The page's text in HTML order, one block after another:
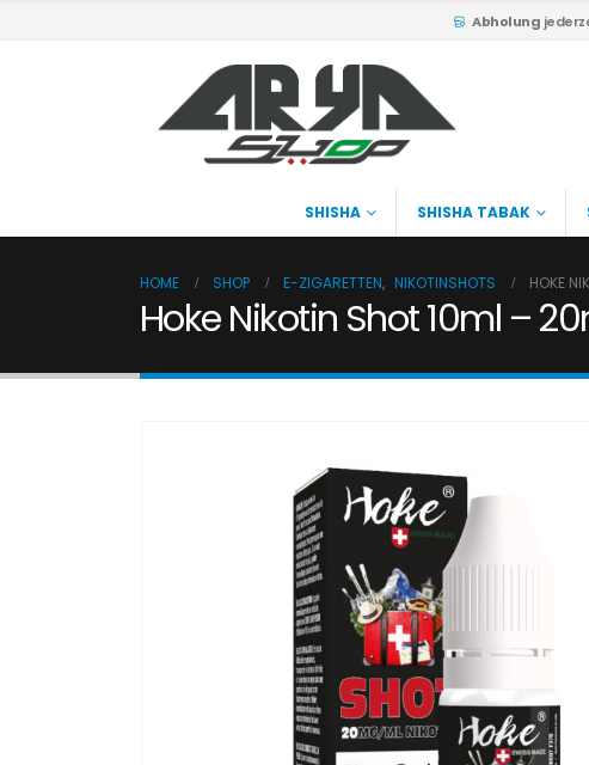
Abholung
SHISHA SHISHA TABAK
HOME SHOP E-ZIGARETTEN, NIKOTINSHOTS HOKE
Hoke Nikotin Shot 10ml –